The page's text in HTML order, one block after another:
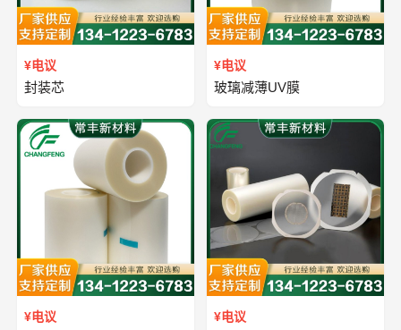
¥电议
封装芯
¥电议
玻璃减薄UV膜
¥电议 ¥电议